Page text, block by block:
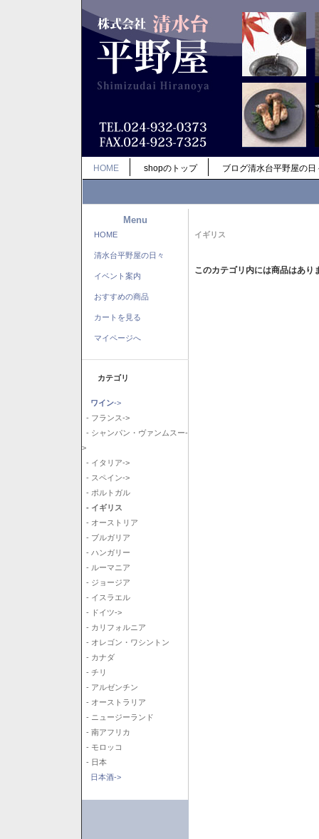
HOME shopのトップ ブログ清水台平野屋の日
Menu
HOME
清水台平野屋の日々
イベント案内
おすすめの商品
カートを見る
マイページへ
カテゴリ
ワイン->
- フランス->
- シャンパン・ヴァンムスー-
>
- イタリア->
- スペイン->
- ポルトガル
- イギリス
- オーストリア
- ブルガリア
- ハンガリー
- ルーマニア
- ジョージア
- イスラエル
- ドイツ->
- カリフォルニア
- オレゴン・ワシントン
- カナダ
- チリ
- アルゼンチン
- オーストラリア
- ニュージーランド
- 南アフリカ
- モロッコ
- 日本
日本酒->
イギリス
このカテゴリ内には商品はあり